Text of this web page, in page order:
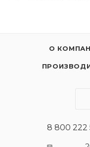
О
8 800 222